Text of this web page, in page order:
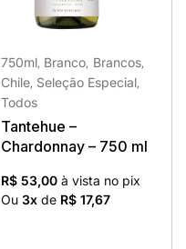
750ml, Branco, Brancos,
Chile, Seleção Especial,
Todos
Tantehue –
Chardonnay – 750 ml
R$ 53,00 à vista no pix
Ou 3x de R$ 17,67